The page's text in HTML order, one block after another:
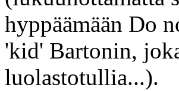
hyppäämään Do
'kid' Bartonin,
luolastotullia...).